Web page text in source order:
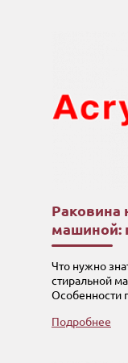
Раковина
машиной:
Что нужно
стиральной
Особенности
Подробнее